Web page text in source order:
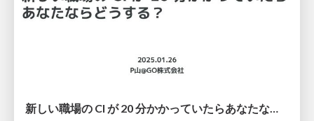
新しい職場の CI が 20 分かかっていたらあなたならどうする？